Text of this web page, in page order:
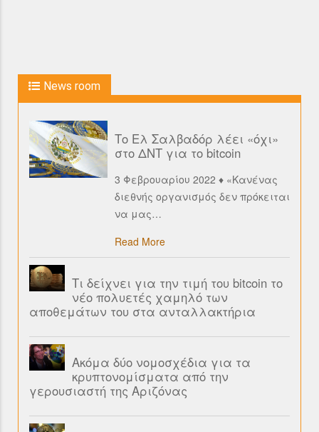
News room
Το Ελ Σαλβαδόρ λέει «όχι»
στο ΔΝΤ για το bitcoin
3 Φεβρουαρίου 2022 ♦ «Κανένας
διεθνής οργανισμός δεν πρόκειται
να μας…
Read More
Τι δείχνει για την τιμή του bitcoin το
νέο πολυετές χαμηλό των
αποθεμάτων του στα ανταλλακτήρια
Ακόμα δύο νομοσχέδια για τα
κρυπτονομίσματα από την
γερουσιαστή της Αριζόνας